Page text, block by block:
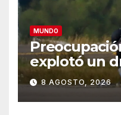
MUNDO
explotó un
ucraniano,
gasoducto
Rumania
8 AGOSTO, 2026